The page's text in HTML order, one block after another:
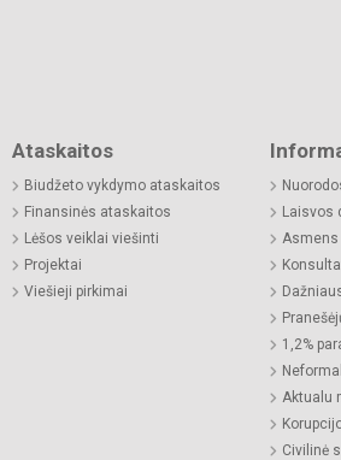
Ataskaitos
Biudžeto vykdymo ataskaitos
Finansinės ataskaitos
Lėšos veiklai viešinti
Projektai
Viešieji pirkimai
Laisvos
1,2%
Aktualu
Civilinė